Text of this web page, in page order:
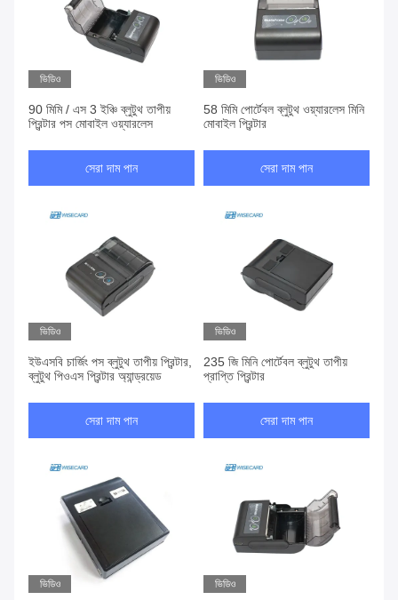
ভিডিও
90 মিমি / এস 3 ইঞ্চি ব্লুটুথ তাপীয়
প্রিন্টার পস মোবাইল ওয়্যারলেস
সেরা দাম পান
ভিডিও
58 মিমি পোর্টেবল ব্লুটুথ ওয়্যারলেস মিনি
মোবাইল প্রিন্টার
সেরা দাম পান
ভিডিও
ইউএসবি চার্জিং পস ব্লুটুথ তাপীয় প্রিন্টার,
ব্লুটুথ পিওএস প্রিন্টার অ্যান্ড্রয়েড
সেরা দাম পান
ভিডিও
235 জি মিনি পোর্টেবল ব্লুটুথ তাপীয়
প্রাপ্তি প্রিন্টার
সেরা দাম পান
ভিডিও ভিডিও